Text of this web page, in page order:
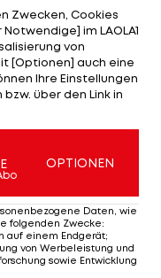
er 2007 seine
Titel beendete.
Gundy nach.
2011/12 und der
Howard zum
Zwecken, Cookies
im LAOLA1
von
[Optionen] auch eine
Ihre Einstellungen
über den Link in
OPTIONEN
Daten, wie
folgenden Zwecke:
auf einem Endgerät;
von Werbeleistung und
sowie Entwicklung